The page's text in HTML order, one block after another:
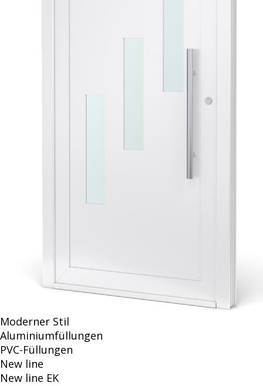
Polski
wypełnień
drzwiowych
Moderner Stil
Aluminiumfüllungen
PVC-Füllungen
New line
New line EK